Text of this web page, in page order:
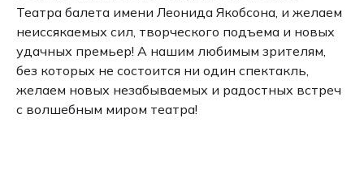
Театра балета имени Леонида Якобсона, и желаем
неиссякаемых сил, творческого подъема и новых
удачных премьер! А нашим любимым зрителям,
без которых не состоится ни один спектакль,
желаем новых незабываемых и радостных встреч
с волшебным миром театра!